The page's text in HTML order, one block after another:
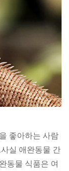
좋아하는 사람
실 애완동물 간
동물 식품은 여